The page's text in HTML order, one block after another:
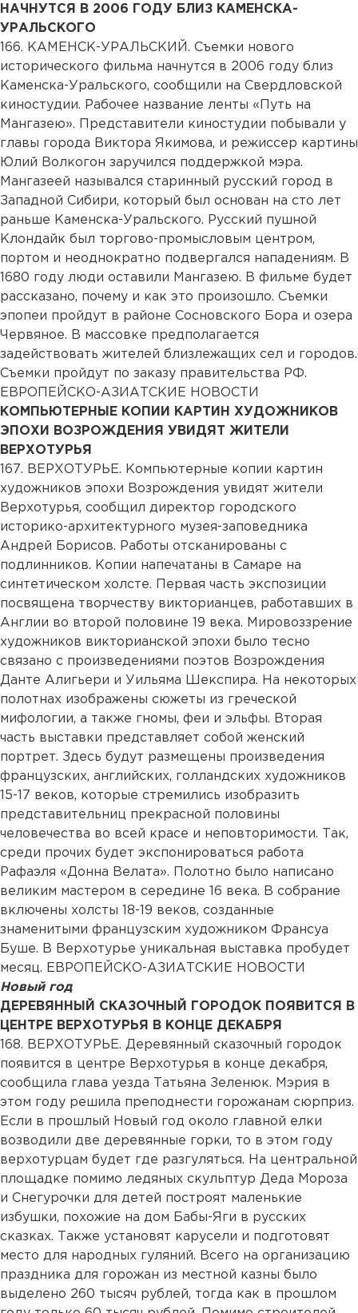
НАЧНУТСЯ В 2006 ГОДУ БЛИЗ КАМЕНСКА-
УРАЛЬСКОГО
166. КАМЕНСК-УРАЛЬСКИЙ. Съемки нового
исторического фильма начнутся в 2006 году близ
Каменска-Уральского, сообщили на Свердловской
киностудии. Рабочее название ленты «Путь на
Мангазею». Представители киностудии побывали у
главы города Виктора Якимова, и режиссер картины
Юлий Волкогон заручился поддержкой мэра.
Мангазеей назывался старинный русский город в
Западной Сибири, который был основан на сто лет
раньше Каменска-Уральского. Русский пушной
Клондайк был торгово-промысловым центром,
портом и неоднократно подвергался нападениям. В
1680 году люди оставили Мангазею. В фильме будет
рассказано, почему и как это произошло. Съемки
эпопеи пройдут в районе Сосновского Бора и озера
Червяное. В массовке предполагается
задействовать жителей близлежащих сел и городов.
Съемки пройдут по заказу правительства РФ.
ЕВРОПЕЙСКО-АЗИАТСКИЕ НОВОСТИ
КОМПЬЮТЕРНЫЕ КОПИИ КАРТИН ХУДОЖНИКОВ
ЭПОХИ ВОЗРОЖДЕНИЯ УВИДЯТ ЖИТЕЛИ
ВЕРХОТУРЬЯ
167. ВЕРХОТУРЬЕ. Компьютерные копии картин
художников эпохи Возрождения увидят жители
Верхотурья, сообщил директор городского
историко-архитектурного музея-заповедника
Андрей Борисов. Работы отсканированы с
подлинников. Копии напечатаны в Самаре на
синтетическом холсте. Первая часть экспозиции
посвящена творчеству викторианцев, работавших в
Англии во второй половине 19 века. Мировоззрение
художников викторианской эпохи было тесно
связано с произведениями поэтов Возрождения
Данте Алигьери и Уильяма Шекспира. На некоторых
полотнах изображены сюжеты из греческой
мифологии, а также гномы, феи и эльфы. Вторая
часть выставки представляет собой женский
портрет. Здесь будут размещены произведения
французских, английских, голландских художников
15-17 веков, которые стремились изобразить
представительниц прекрасной половины
человечества во всей красе и неповторимости. Так,
среди прочих будет экспонироваться работа
Рафаэля «Донна Велата». Полотно было написано
великим мастером в середине 16 века. В собрание
включены холсты 18-19 веков, созданные
знаменитыми французским художником Франсуа
Буше. В Верхотурье уникальная выставка пробудет
месяц. ЕВРОПЕЙСКО-АЗИАТСКИЕ НОВОСТИ
Новый год
ДЕРЕВЯННЫЙ СКАЗОЧНЫЙ ГОРОДОК ПОЯВИТСЯ В
ЦЕНТРЕ ВЕРХОТУРЬЯ В КОНЦЕ ДЕКАБРЯ
168. ВЕРХОТУРЬЕ. Деревянный сказочный городок
появится в центре Верхотурья в конце декабря,
сообщила глава уезда Татьяна Зеленюк. Мэрия в
этом году решила преподнести горожанам сюрприз.
Если в прошлый Новый год около главной елки
возводили две деревянные горки, то в этом году
верхотурцам будет где разгуляться. На центральной
площадке помимо ледяных скульптур Деда Мороза
и Снегурочки для детей построят маленькие
избушки, похожие на дом Бабы-Яги в русских
сказках. Также установят карусели и подготовят
место для народных гуляний. Всего на организацию
праздника для горожан из местной казны было
выделено 260 тысяч рублей, тогда как в прошлом